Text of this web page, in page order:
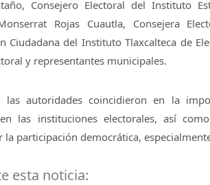
Consejero Electoral del Instituto
Rojas Cuautla, Consejera
Ciudadana del Instituto Tlaxcalteca de
y representantes municipales.
las autoridades coincidieron en la
las instituciones electorales, así
la participación democrática,
esta noticia: